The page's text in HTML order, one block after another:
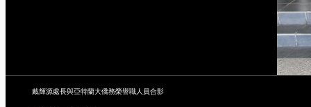
戴輝源處長與亞特蘭大僑務榮譽職人員合影